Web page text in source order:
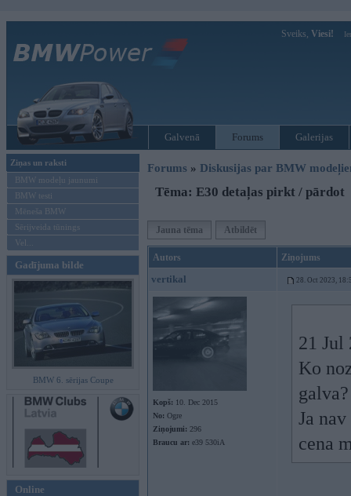
Sveiks, Viesi!
Galvenā Forums Galerijas
Ziņas un raksti
BMW modeļu jaunumi
BMW testi
Mēneša BMW
Sērijveida tūnings
Vel...
Gadījuma bilde
BMW 6. sērijas Coupe
Online
Forums » Diskusijas par BMW
Tēma: E30 detaļas pirkt / pārdot
Jauna tēma Atbildēt
Autors Ziņojums
vertikal 28. Oct 2023,
Kopš: 10. Dec 2015
No: Ogre
Ziņojumi: 296
Braucu ar: e39 530iA
21 Jul
Ko
Ja
cena